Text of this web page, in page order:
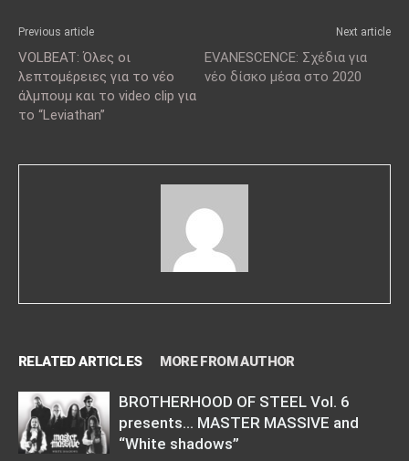
Previous article
VOLBEAT: Όλες οι
λεπτομέρειες για το νέο
άλμπουμ και το video clip για
το “Leviathan”
Next article
EVANESCENCE: Σχέδια για
νέο δίσκο μέσα στο 2020
RELATED ARTICLES MORE FROM AUTHOR
BROTHERHOOD OF STEEL Vol. 6
presents… MASTER MASSIVE and
“White shadows”